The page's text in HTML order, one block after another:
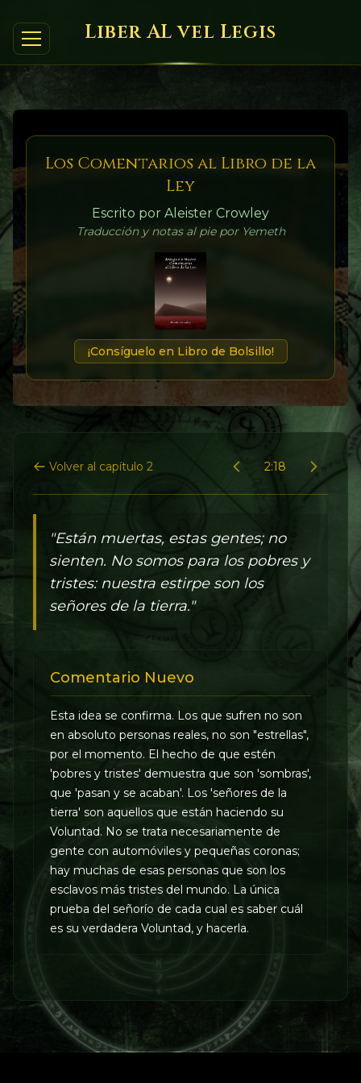
Liber AL vel Legis
Los Comentarios al Libro de la
Ley
Escrito por Aleister Crowley
Traducción y notas al pie por Yemeth
¡Consíguelo en Libro de Bolsillo!
Volver al capítulo 2 2:18
"Están muertas, estas gentes; no
sienten. No somos para los pobres y
tristes: nuestra estirpe son los
señores de la tierra."
Comentario Nuevo
Esta idea se confirma. Los que sufren no son
en absoluto personas reales, no son "estrellas",
por el momento. El hecho de que estén
'pobres y tristes' demuestra que son 'sombras',
que 'pasan y se acaban'. Los 'señores de la
tierra' son aquellos que están haciendo su
Voluntad. No se trata necesariamente de
gente con automóviles y pequeñas coronas;
hay muchas de esas personas que son los
esclavos más tristes del mundo. La única
prueba del señorío de cada cual es saber cuál
es su verdadera Voluntad, y hacerla.